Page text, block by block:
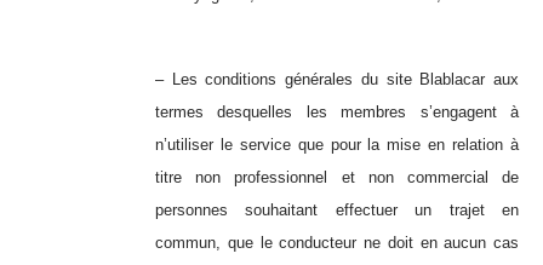
– Les conditions générales du site Blablacar aux
termes desquelles les membres s’engagent à
n’utiliser le service que pour la mise en relation à
titre non professionnel et non commercial de
personnes souhaitant effectuer un trajet en
commun, que le conducteur ne doit en aucun cas